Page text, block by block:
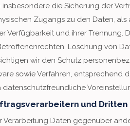
die Sicherung der
Zugangs zu den Daten,
Verfügbarkeit und ihrer Trennung.
Löschung von
wir den Schutz
sowie Verfahren, entsprechend
und Dritten
Verarbeitung Daten gegenüber